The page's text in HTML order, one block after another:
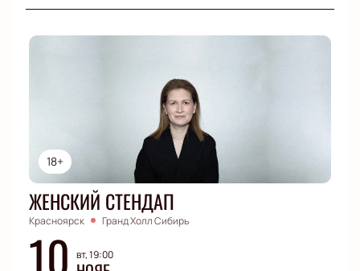
18+
ЖЕНСКИЙ СТЕНДАП
Красноярск Гранд Холл Сибирь
10 вт, 19:00